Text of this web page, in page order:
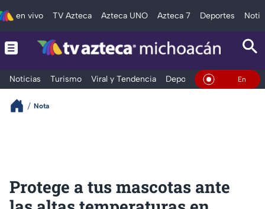
en vivo TV Azteca Azteca UNO Azteca 7 Deportes
Noticias Turismo Viral y Tendencia Deportes Espectáculos
En Vivo
Nota
Protege a tus mascotas ante